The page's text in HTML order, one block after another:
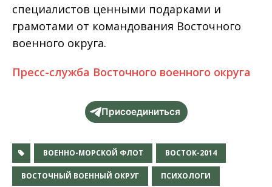
специалистов ценными подарками и
грамотами от командования Восточного
военного округа.
Пресс-служба Восточного военного округа
Присоединиться
ВОЕННО-МОРСКОЙ ФЛОТ ВОСТОК-2014
ВОСТОЧНЫЙ ВОЕННЫЙ ОКРУГ ПСИХОЛОГИ